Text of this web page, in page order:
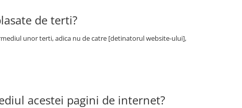
de terti?
unor terti, adica nu de catre [detinatorul website-ului],
acestei pagini de internet?